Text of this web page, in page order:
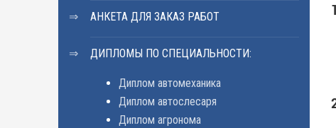
АНКЕТА ДЛЯ ЗАКАЗ РАБОТ
ДИПЛОМЫ ПО СПЕЦИАЛЬНОСТИ:
Диплом автомеханика
Диплом автослесаря
Диплом агронома